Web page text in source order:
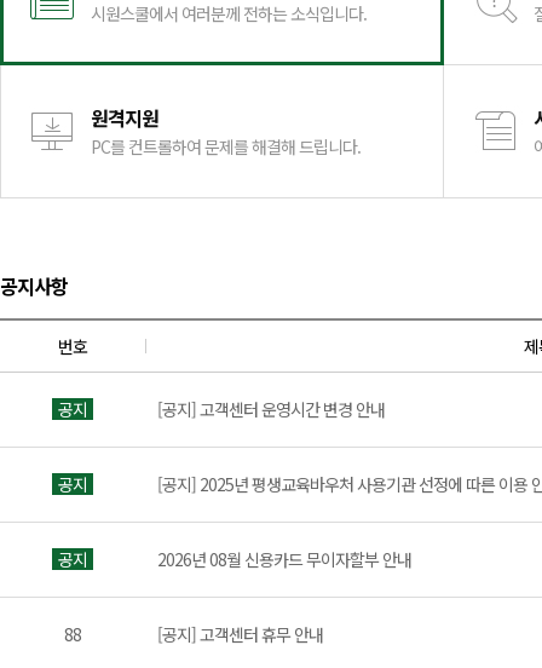
시원스쿨에서 여러분께 전하는 소식입니다.
원격지원
PC를 컨트롤하여 문제를 해결해 드립니다.
공지사항
번호
공지 [공지] 고객센터 운영시간 변경 안내
공지 [공지] 2025년 평생교육바우처 사용기관 선정에 따른 이용
공지 2026년 08월 신용카드 무이자할부 안내
88 [공지] 고객센터 휴무 안내